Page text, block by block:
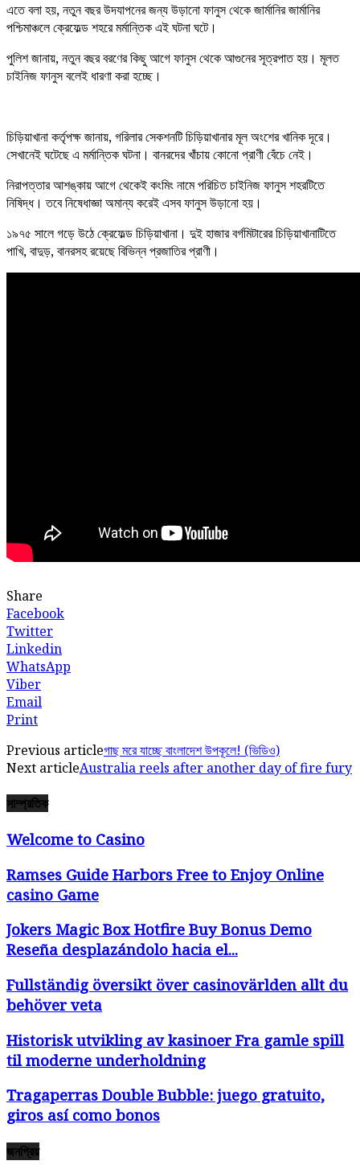
এতে বলা হয়, নতুন বছর উদযাপনের জন্য উড়ানো ফানুস থেকে জার্মানির জার্মানির
পশ্চিমাঞ্চলে ক্রেফেল্ড শহরে মর্মান্তিক এই ঘটনা ঘটে।
পুলিশ জানায়, নতুন বছর বরণের কিছু আগে ফানুস থেকে আগুনের সূত্রপাত হয়। মূলত
চাইনিজ ফানুস বলেই ধারণা করা হচ্ছে।
চিড়িয়াখানা কর্তৃপক্ষ জানায়, গরিলার সেকশনটি চিড়িয়াখানার মূল অংশের খানিক দূরে।
সেখানেই ঘটেছে এ মর্মান্তিক ঘটনা। বানরদের খাঁচায় কোনো প্রাণী বেঁচে নেই।
নিরাপত্তার আশঙ্কায় আগে থেকেই কংমিং নামে পরিচিত চাইনিজ ফানুস শহরটিতে
নিষিদ্ধ। তবে নিষেধাজ্ঞা অমান্য করেই এসব ফানুস উড়ানো হয়।
১৯৭৫ সালে গড়ে উঠে ক্রেফেল্ড চিড়িয়াখানা। দুই হাজার বর্গমিটারের চিড়িয়াখানাটিতে
পাখি, বাদুড়, বানরসহ রয়েছে বিভিন্ন প্রজাতির প্রাণী।
Share
Facebook
Twitter
Linkedin
WhatsApp
Viber
Email
Print
Previous articleগাছ মরে যাচ্ছে বাংলাদেশ উপকূলে! (ভিডিও)
Next articleAustralia reels after another day of fire fury
সাম্প্রতিক
Welcome to Casino
Ramses Guide Harbors Free to Enjoy Online
casino Game
Jokers Magic Box Hotfire Buy Bonus Demo
Reseña desplazándolo hacia el...
Fullständig översikt över casinovärlden allt du
behöver veta
Historisk utvikling av kasinoer Fra gamle spill
til moderne underholdning
Tragaperras Double Bubble: juego gratuito,
giros así­ como bonos
জনপ্রিয়